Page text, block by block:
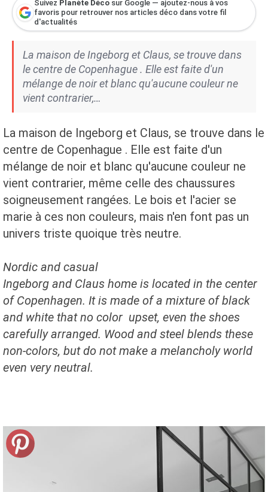
Suivez Planète Déco sur Google — ajoutez-nous à vos
favoris pour retrouver nos articles déco dans votre fil
d'actualités
La maison de Ingeborg et Claus, se trouve dans
le centre de Copenhague . Elle est faite d'un
mélange de noir et blanc qu'aucune couleur ne
vient contrarier,…
La maison de Ingeborg et Claus, se trouve dans le
centre de Copenhague . Elle est faite d'un
mélange de noir et blanc qu'aucune couleur ne
vient contrarier, même celle des chaussures
soigneusement rangées. Le bois et l'acier se
marie à ces non couleurs, mais n'en font pas un
univers triste quoique très neutre.
Nordic and casual
Ingeborg and Claus home is located in the center
of Copenhagen. It is made of a mixture of black
and white that no color upset, even the shoes
carefully arranged. Wood and steel blends these
non-colors, but do not make a melancholy world
even very neutral.